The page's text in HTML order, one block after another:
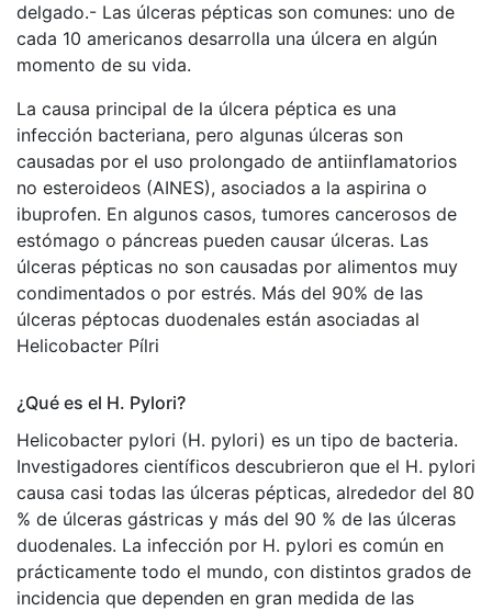
delgado.- Las úlceras pépticas son comunes: uno de
cada 10 americanos desarrolla una úlcera en algún
momento de su vida.
La causa principal de la úlcera péptica es una
infección bacteriana, pero algunas úlceras son
causadas por el uso prolongado de antiinflamatorios
no esteroideos (AINES), asociados a la aspirina o
ibuprofen. En algunos casos, tumores cancerosos de
estómago o páncreas pueden causar úlceras. Las
úlceras pépticas no son causadas por alimentos muy
condimentados o por estrés. Más del 90% de las
úlceras péptocas duodenales están asociadas al
Helicobacter Pílri
¿Qué es el H. Pylori?
Helicobacter pylori (H. pylori) es un tipo de bacteria.
Investigadores científicos descubrieron que el H. pylori
causa casi todas las úlceras pépticas, alrededor del 80
% de úlceras gástricas y más del 90 % de las úlceras
duodenales. La infección por H. pylori es común en
prácticamente todo el mundo, con distintos grados de
incidencia que dependen en gran medida de las